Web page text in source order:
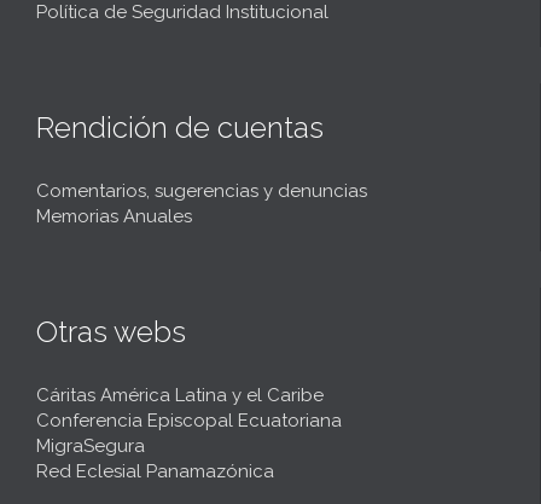
Política de Seguridad Institucional
Rendición de cuentas
Comentarios, sugerencias y denuncias
Memorias Anuales
Otras webs
Cáritas América Latina y el Caribe
Conferencia Episcopal Ecuatoriana
MigraSegura
Red Eclesial Panamazónica